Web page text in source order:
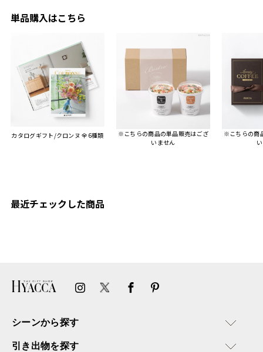
ちらも大変気に入ったと写
った時は、HYACCAギフト
を選んでよかったし他の友
人にもお勧めしたいと感じ
ました。
また、こちら不注意でメー
ルアドレスを誤って入力し
困った際にも、迅速に回答
ければと思います。
で、いい思い出になりまし
た。
単品購入はこちら
カタログギフト/クロンヌ 全6種類
※こちらの商品の単品販売はござ
いません
※こちらの商
最近チェックした商品
シーンから探す
引き出物を探す